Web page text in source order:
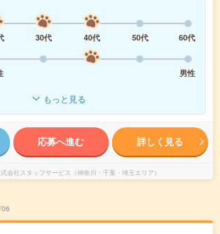
30代 40代 50代
60代
男性
もっと見る
応募へ進む 詳しく見る
会社スタッフサービス（神奈川・千葉・埼玉エリア）